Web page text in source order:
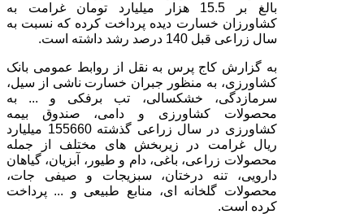
بالغ بر 15.5 هزار میلیارد تومان غرامت به
کشاورزان خسارت دیده پرداخت کرده که نسبت به
سال زراعی قبل 140 درصد رشد داشته است.
به گزارش کاج پرس به نقل از روابط عمومی بانک
کشاورزی، به منظور جبران خسارت ناشی از سیل،
سرمازدگی، خشکسالی، تب برفکی و ... به
محصولات کشاورزی و دامی، صندوق بیمه
کشاورزی در سال زراعی گذشته 155660 میلیارد
ریال غرامت در زیربخش های مختلف از جمله
محصولات زراعی، باغی، دام و طیور، آبزیان، گیاهان
دارویی، تنه درختان، سبزیجات و صیفی جات،
محصولات گلخانه ای، منابع طبیعی و ... پرداخت
کرده است.